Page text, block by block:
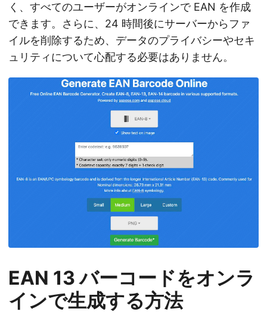
く、すべてのユーザーがオンラインで EAN を作成
できます。さらに、24 時間後にサーバーからファ
イルを削除するため、データのプライバシーやセキ
ュリティについて心配する必要はありません。
EAN 13 バーコードをオンラ
インで生成する方法